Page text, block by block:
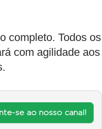
completo. Todos os
com agilidade aos
se ao nosso canal!